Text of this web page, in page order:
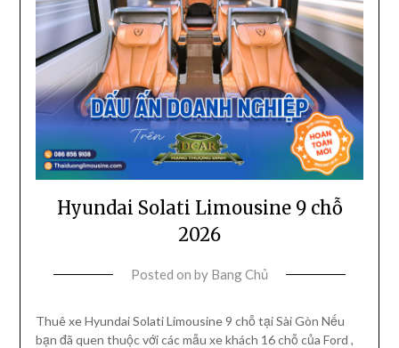
Hyundai Solati Limousine 9 chỗ
2026
Posted on by Bang Chủ
Thuê xe Hyundai Solati Limousine 9 chỗ tại Sài Gòn Nếu
bạn đã quen thuộc với các mẫu xe khách 16 chỗ của Ford ,